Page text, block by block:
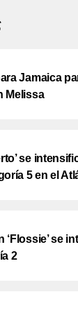
Jamaica
Melissa
se
5 en el
‘Flossie’ se
2